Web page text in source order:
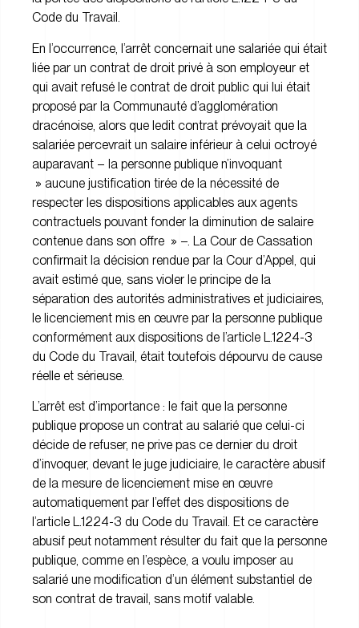
Code du Travail.
En l’occurrence, l’arrêt concernait une salariée qui était
liée par un contrat de droit privé à son employeur et
qui avait refusé le contrat de droit public qui lui était
proposé par la Communauté d’agglomération
dracénoise, alors que ledit contrat prévoyait que la
salariée percevrait un salaire inférieur à celui octroyé
auparavant – la personne publique n’invoquant
» aucune justification tirée de la nécessité de
respecter les dispositions applicables aux agents
contractuels pouvant fonder la diminution de salaire
contenue dans son offre » –. La Cour de Cassation
confirmait la décision rendue par la Cour d’Appel, qui
avait estimé que, sans violer le principe de la
séparation des autorités administratives et judiciaires,
le licenciement mis en œuvre par la personne publique
conformément aux dispositions de l’article L.1224-3
du Code du Travail, était toutefois dépourvu de cause
réelle et sérieuse.
L’arrêt est d’importance : le fait que la personne
publique propose un contrat au salarié que celui-ci
décide de refuser, ne prive pas ce dernier du droit
d’invoquer, devant le juge judiciaire, le caractère abusif
de la mesure de licenciement mise en œuvre
automatiquement par l’effet des dispositions de
l’article L.1224-3 du Code du Travail. Et ce caractère
abusif peut notamment résulter du fait que la personne
publique, comme en l’espèce, a voulu imposer au
salarié une modification d’un élément substantiel de
son contrat de travail, sans motif valable.